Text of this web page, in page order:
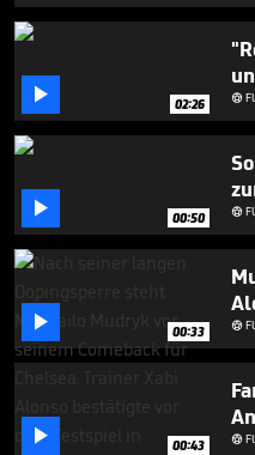
 02:26 
 00:50 
 00:33 
 00:43 